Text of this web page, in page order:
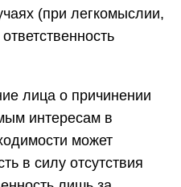
(при легкомыслии,
лица о причинении
интересам в
может
в силу отсутствия